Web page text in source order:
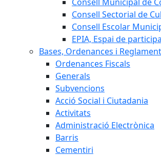
Consell Sectorial de
Consell Escolar
EPIA, Espai de
Bases, Ordenances i
Ordenances Fiscals
Generals
Subvencions
Acció Social i Ciutadania
Activitats
Administració Electrònica
Barris
Cementiri